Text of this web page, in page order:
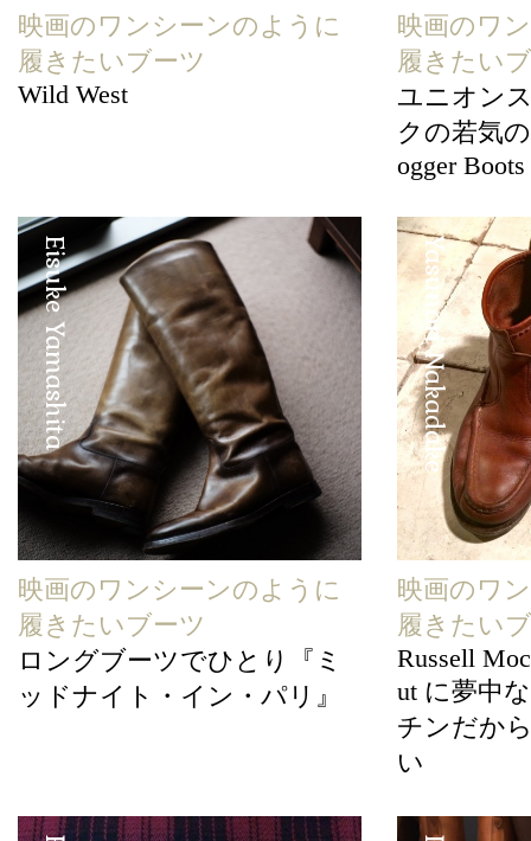
映画のワンシーンのように
履きたいブーツ
Wild West
映画のワ
履きたい
ユニオン
クの若気
ogger Boots
Eisuke Yamashita
映画のワンシーンのように
履きたいブーツ
ロングブーツでひとり『ミ
ッドナイト・イン・パリ』
Yasunori Nakadake
映画のワ
履きたい
Russell
ut に夢中
チンだか
い